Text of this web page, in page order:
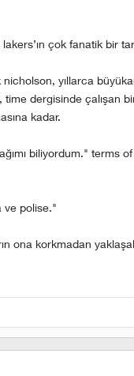
çok fanatik bir
yıllarca
dergisinde çalışan
kadar.
biliyordum." terms
ve polise."
ona korkmadan